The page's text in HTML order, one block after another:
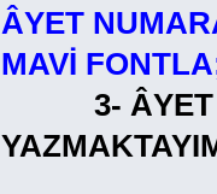
ÂYET
MAVİ
3-